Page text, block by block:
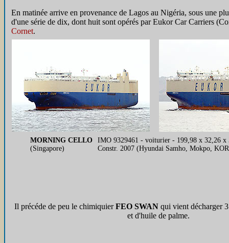
En matinée arrive en provenance de Lagos au Nigéria, sous une
d'une série de dix, dont huit sont opérés par Eukor Car Carriers
Cornet.
MORNING CELLO
(Singapore)
IMO 9329461 - voiturier - 199,98 x 32,26
Constr. 2007 (Hyundai Samho, Mokpo,
Il précéde de peu le chimiquierFEO SWANqui vient décharger 3
et d'huile de palme.